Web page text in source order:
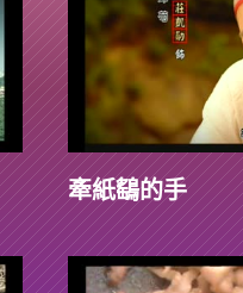
牽紙鷂的手